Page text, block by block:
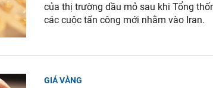
của thị trường dầu mỏ sau khi Tổng
các cuộc tấn công mới nhằm vào Iran.
GIÁ VÀNG